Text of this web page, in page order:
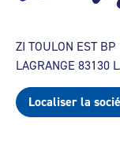
ZI TOULON EST
LAGRANGE 83130
Localiser la